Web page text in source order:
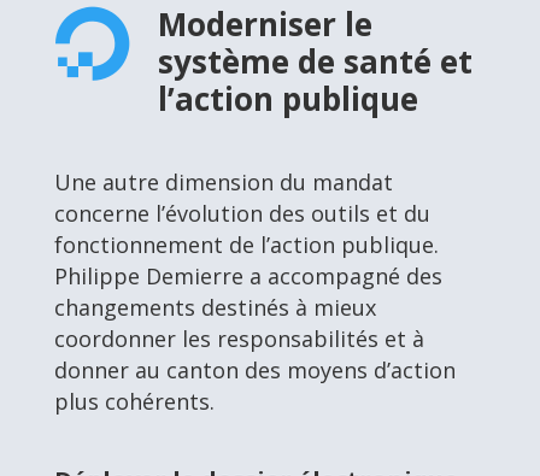

Moderniser le
système de santé et
l’action publique
Une autre dimension du mandat
concerne l’évolution des outils et du
fonctionnement de l’action publique.
Philippe Demierre a accompagné des
changements destinés à mieux
coordonner les responsabilités et à
donner au canton des moyens d’action
plus cohérents.